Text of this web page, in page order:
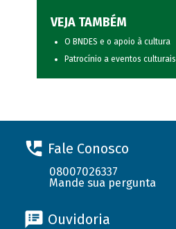
VEJA TAMBÉM
O BNDES e o apoio à cultura
Patrocínio a eventos culturais
Fale Conosco
08007026337
Mande sua pergunta
Ouvidoria